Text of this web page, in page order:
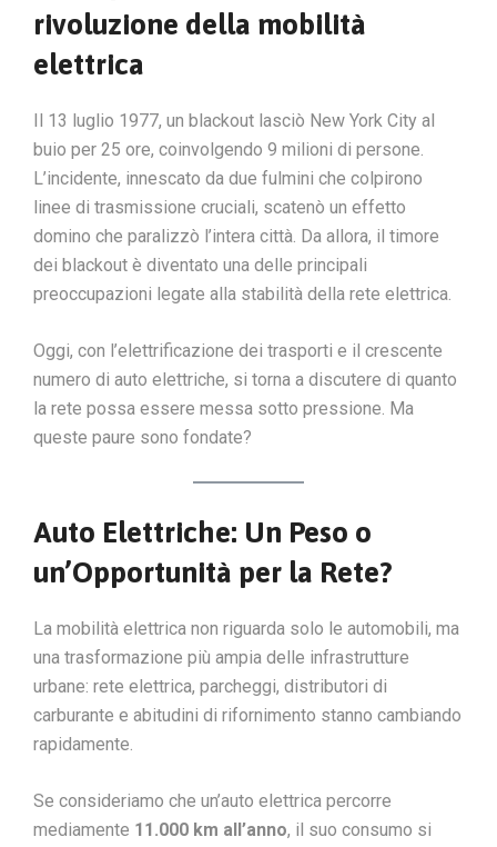
rivoluzione della mobilità
elettrica
Il 13 luglio 1977, un blackout lasciò New York City al
buio per 25 ore, coinvolgendo 9 milioni di persone.
L’incidente, innescato da due fulmini che colpirono
linee di trasmissione cruciali, scatenò un effetto
domino che paralizzò l’intera città. Da allora, il timore
dei blackout è diventato una delle principali
preoccupazioni legate alla stabilità della rete elettrica.
Oggi, con l’elettrificazione dei trasporti e il crescente
numero di auto elettriche, si torna a discutere di quanto
la rete possa essere messa sotto pressione. Ma
queste paure sono fondate?
Auto Elettriche: Un Peso o
un’Opportunità per la Rete?
La mobilità elettrica non riguarda solo le automobili, ma
una trasformazione più ampia delle infrastrutture
urbane: rete elettrica, parcheggi, distributori di
carburante e abitudini di rifornimento stanno cambiando
rapidamente.
Se consideriamo che un’auto elettrica percorre
mediamente 11.000 km all’anno, il suo consumo si